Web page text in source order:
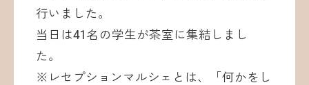
行いました。
当日は41名の学生が茶室に集結しまし
た。
※レセプションマルシェとは、「何かをし